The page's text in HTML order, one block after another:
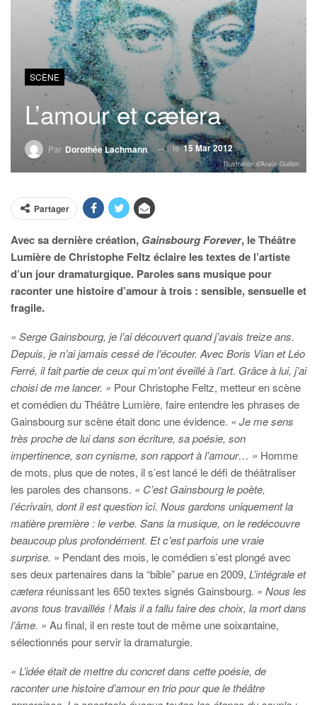
SCÈNE
L’amour et cætera
Par Dorothée Lachmann le15 Mar 2012
Illustration d’Anaïs Guillon
Partager
Avec sa dernière création, Gainsbourg Forever, le Théâtre
Lumière de Christophe Feltz éclaire les textes de l’artiste
d’un jour dramaturgique. Paroles sans musique pour
raconter une histoire d’amour à trois : sensible, sensuelle et
fragile.
« Serge Gainsbourg, je l’ai découvert quand j’avais treize ans.
Depuis, je n’ai jamais cessé de l’écouter. Avec Boris Vian et Léo
Ferré, il fait partie de ceux qui m’ont éveillé à l’art. Grâce à lui, j’ai
choisi de me lancer. » Pour Christophe Feltz, metteur en scène
et comédien du Théâtre Lumière, faire entendre les phrases de
Gainsbourg sur scène était donc une évidence. « Je me sens
très proche de lui dans son écriture, sa poésie, son
impertinence, son cynisme, son rapport à l’amour… » Homme
de mots, plus que de notes, il s’est lancé le défi de théâtraliser
les paroles des chansons. « C’est Gainsbourg le poète,
l’écrivain, dont il est question ici. Nous gardons uniquement la
matière première : le verbe. Sans la musique, on le redécouvre
beaucoup plus profondément. Et c’est parfois une vraie
surprise. » Pendant des mois, le comédien s’est plongé avec
ses deux partenaires dans la “bible” parue en 2009, L’intégrale et
cætera réunissant les 650 textes signés Gainsbourg. « Nous les
avons tous travaillés ! Mais il a fallu faire des choix, la mort dans
l’âme. » Au final, il en reste tout de même une soixantaine,
sélectionnés pour servir la dramaturgie.
« L’idée était de mettre du concret dans cette poésie, de
raconter une histoire d’amour en trio pour que le théâtre